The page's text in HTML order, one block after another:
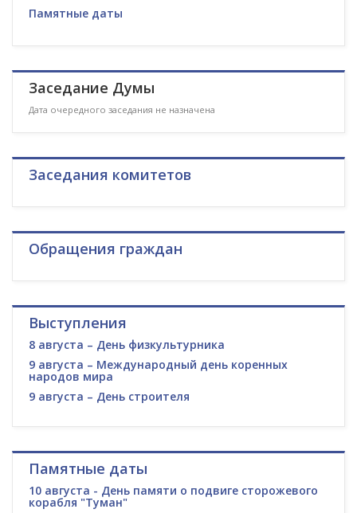
Памятные даты
Заседание Думы
Дата очередного заседания не назначена
Заседания комитетов
Обращения граждан
Выступления
8 августа – День физкультурника
9 августа – Международный день коренных
народов мира
9 августа – День строителя
Памятные даты
10 августа - День памяти о подвиге сторожевого
корабля "Туман"